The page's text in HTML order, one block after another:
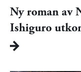
Ny roman av
Ishiguro